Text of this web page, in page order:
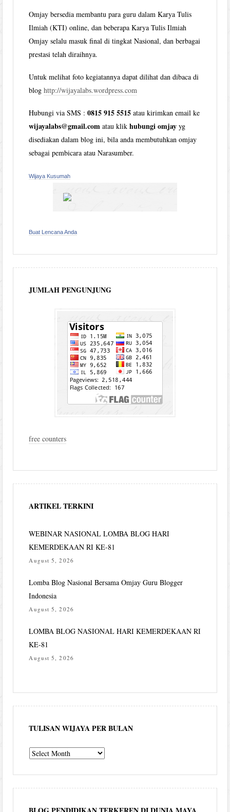
Omjay bersedia membantu para guru dalam Karya Tulis
Ilmiah (KTI) online, dan beberapa Karya Tulis Ilmiah
Omjay selalu masuk final di tingkat Nasional, dan berbagai
prestasi telah diraihnya.
Untuk melihat foto kegiatannya dapat dilihat dan dibaca di
bloghttp://wijayalabs.wordpress.com
Hubungi via SMS :0815 915 5515 atau kirimkan email ke
wijayalabs@gmail.com atau klikhubungi omjay yg
disediakan dalam blog ini, bila anda membutuhkan omjay
sebagai pembicara atau Narasumber.
Wijaya Kusumah
Buat Lencana Anda
JUMLAH PENGUNJUNG
free counters
ARTIKEL TERKINI
WEBINAR NASIONAL LOMBA BLOG HARI
KEMERDEKAAN RI KE-81
August 5, 2026
Lomba Blog Nasional Bersama Omjay Guru Blogger
Indonesia
August 5, 2026
LOMBA BLOG NASIONAL HARI KEMERDEKAAN RI
KE-81
August 5, 2026
TULISAN WIJAYA PER BULAN
Tulisan
per
bulan